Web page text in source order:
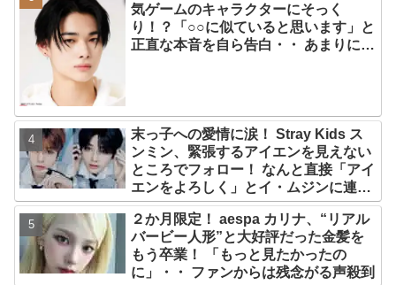
気ゲームのキャラクターにそっく
り！？「○○に似ていると思います」と
正直な本音を自ら告白・・ あまりにも
末っ子への愛情に涙！ Stray Kids ス
ンミン、緊張するアイエンを見えない
ところでフォロー！ なんと直接「アイ
エンをよろしく」とイ・ムジンに連
絡… 愛にあふれたエピソードにファン
感動
２か月限定！ aespa カリナ、“リアル
バービー人形”と大好評だった金髪を
もう卒業！ 「もっと見たかったの
に」・・ ファンからは残念がる声殺到